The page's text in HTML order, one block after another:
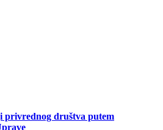
privrednog društva putem